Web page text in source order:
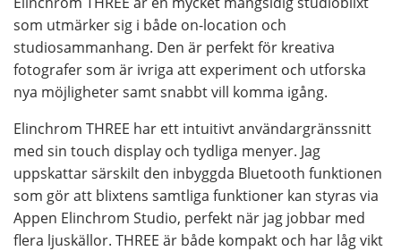
som utmärker sig i både on-location och
studiosammanhang. Den är perfekt för kreativa
fotografer som är ivriga att experiment och utforska
nya möjligheter samt snabbt vill komma igång.
Elinchrom THREE har ett intuitivt användargränssnitt
med sin touch display och tydliga menyer. Jag
uppskattar särskilt den inbyggda Bluetooth funktionen
som gör att blixtens samtliga funktioner kan styras via
Appen Elinchrom Studio, perfekt när jag jobbar med
flera ljuskällor. THREE är både kompakt och har låg vikt